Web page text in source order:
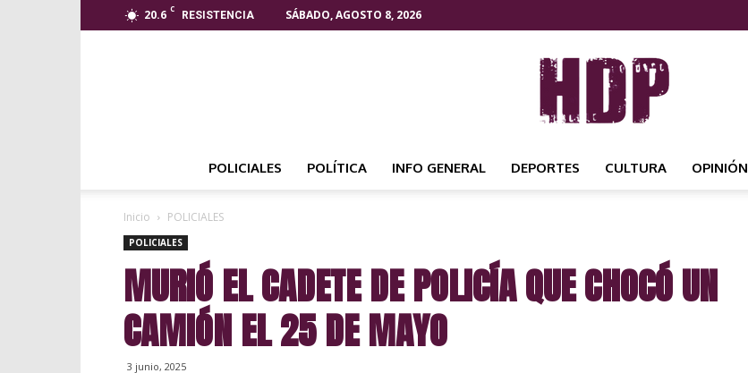
20.6 C
RESISTENCIA SÁBADO, AGOSTO 8, 2026
NOTICIAS
POLICIALES POLÍTICA INFO GENERAL DEPORTES CULTURA OPINIÓN
Inicio POLICIALES
POLICIALES
MURIÓ EL CADETE DE POLICÍA QUE CHOCÓ UN
CAMIÓN EL 25 DE MAYO
3 junio, 2025